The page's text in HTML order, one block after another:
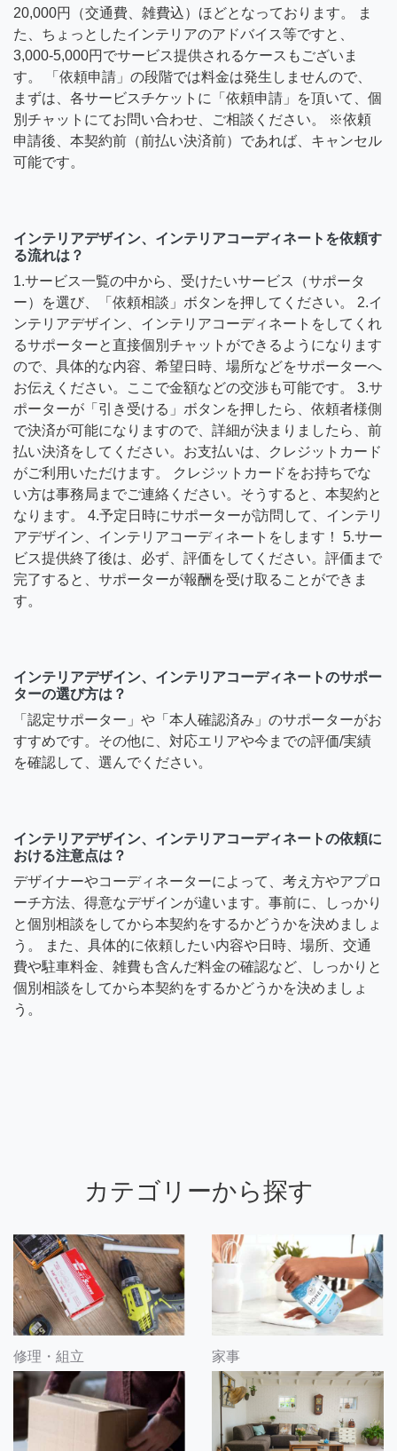
20,000円（交通費、雑費込）ほどとなっております。 ま
た、ちょっとしたインテリアのアドバイス等ですと、
3,000-5,000円でサービス提供されるケースもございま
す。 「依頼申請」の段階では料金は発生しませんので、
まずは、各サービスチケットに「依頼申請」を頂いて、個
別チャットにてお問い合わせ、ご相談ください。 ※依頼
申請後、本契約前（前払い決済前）であれば、キャンセル
可能です。
インテリアデザイン、インテリアコーディネートを依頼す
る流れは？
1.サービス一覧の中から、受けたいサービス（サポータ
ー）を選び、「依頼相談」ボタンを押してください。 2.イ
ンテリアデザイン、インテリアコーディネートをしてくれ
るサポーターと直接個別チャットができるようになります
ので、具体的な内容、希望日時、場所などをサポーターへ
お伝えください。ここで金額などの交渉も可能です。 3.サ
ポーターが「引き受ける」ボタンを押したら、依頼者様側
で決済が可能になりますので、詳細が決まりましたら、前
払い決済をしてください。お支払いは、クレジットカード
がご利用いただけます。 クレジットカードをお持ちでな
い方は事務局までご連絡ください。そうすると、本契約と
なります。 4.予定日時にサポーターが訪問して、インテリ
アデザイン、インテリアコーディネートをします！ 5.サー
ビス提供終了後は、必ず、評価をしてください。評価まで
完了すると、サポーターが報酬を受け取ることができま
す。
インテリアデザイン、インテリアコーディネートのサポー
ターの選び方は？
「認定サポーター」や「本人確認済み」のサポーターがお
すすめです。その他に、対応エリアや今までの評価/実績
を確認して、選んでください。
インテリアデザイン、インテリアコーディネートの依頼に
おける注意点は？
デザイナーやコーディネーターによって、考え方やアプロ
ーチ方法、得意なデザインが違います。事前に、しっかり
と個別相談をしてから本契約をするかどうかを決めましょ
う。 また、具体的に依頼したい内容や日時、場所、交通
費や駐車料金、雑費も含んだ料金の確認など、しっかりと
個別相談をしてから本契約をするかどうかを決めましょ
う。
カテゴリーから探す
修理・組立 家事